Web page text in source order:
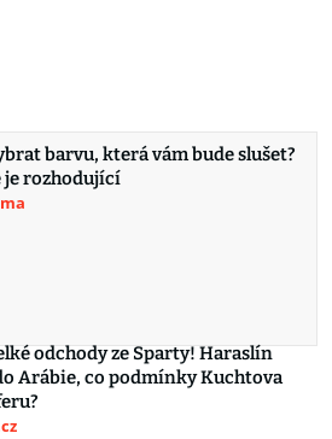
barvu, která vám bude slušet?
je rozhodující
odchody ze Sparty! Haraslín
Arábie, co podmínky Kuchtova